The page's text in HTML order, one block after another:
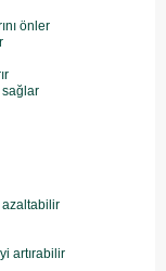
önler
sağlar
artırabilir